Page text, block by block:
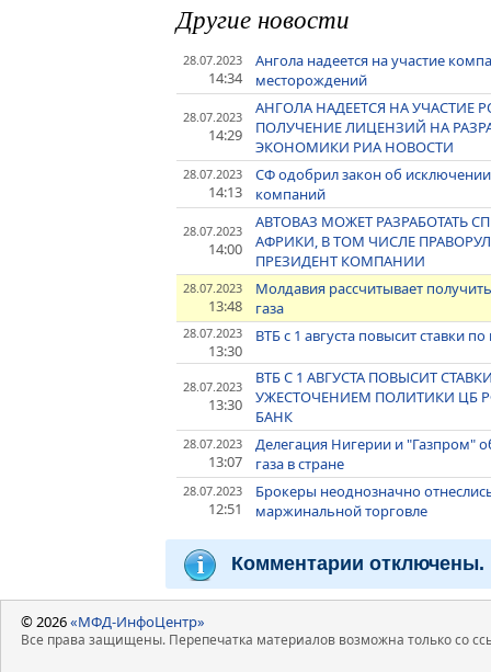
Другие новости
28.07.2023
14:34
Ангола надеется на участие
месторождений
28.07.2023
14:29
АНГОЛА НАДЕЕТСЯ НА
ПОЛУЧЕНИЕ ЛИЦЕНЗИЙ НА
ЭКОНОМИКИ РИА НОВОСТИ
28.07.2023
14:13
СФ одобрил закон об
компаний
28.07.2023
14:00
АВТОВАЗ МОЖЕТ РАЗРАБОТАТЬ
АФРИКИ, В ТОМ ЧИСЛЕ
ПРЕЗИДЕНТ КОМПАНИИ
28.07.2023
13:48
Молдавия рассчитывает
газа
28.07.2023
13:30
ВТБ с 1 августа повысит ставки
28.07.2023
13:30
ВТБ С 1 АВГУСТА ПОВЫСИТ
УЖЕСТОЧЕНИЕМ ПОЛИТИКИ ЦБ
БАНК
28.07.2023
13:07
Делегация Нигерии и "Газпром"
газа в стране
28.07.2023
12:51
Брокеры неоднозначно
маржинальной торговле
Комментарии отключены.
© 2026«МФД-ИнфоЦентр»
Все права защищены. Перепечатка материалов возможна только со